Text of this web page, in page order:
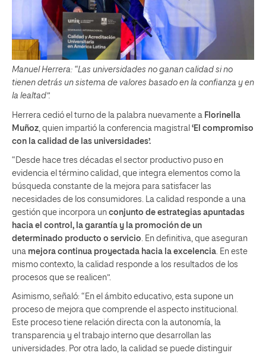
Manuel Herrera: “Las universidades no ganan calidad si no
tienen detrás un sistema de valores basado en la confianza y en
la lealtad”.
Herrera cedió el turno de la palabra nuevamente a Florinella
Muñoz , quien impartió la conferencia magistral ‘El compromiso
con la calidad de las universidades’.
“Desde hace tres décadas el sector productivo puso en
evidencia el término calidad, que integra elementos como la
búsqueda constante de la mejora para satisfacer las
necesidades de los consumidores. La calidad responde a una
gestión que incorpora un conjunto de estrategias apuntadas
hacia el control, la garantía y la promoción de un
determinado producto o servicio . En definitiva, que aseguran
una mejora continua proyectada hacia la excelencia . En este
mismo contexto, la calidad responde a los resultados de los
procesos que se realicen”.
Asimismo, señaló: “En el ámbito educativo, esta supone un
proceso de mejora que comprende el aspecto institucional.
Este proceso tiene relación directa con la autonomía, la
transparencia y el trabajo interno que desarrollan las
universidades. Por otra lado, la calidad se puede distinguir